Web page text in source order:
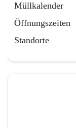
Müllkalender
Öffnungszeiten
Standorte